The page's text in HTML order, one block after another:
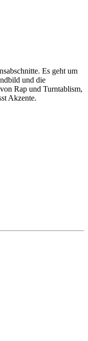
Es geht um
und die
Rap und Turntablism,
Akzente.